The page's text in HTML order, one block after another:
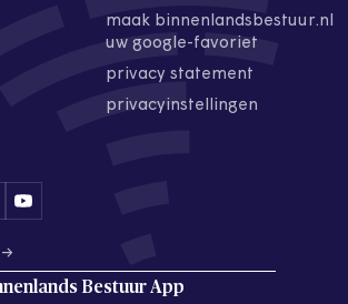
maak binnenlandsbestuur.nl
uw google-favoriet
privacy statement
privacyinstellingen
Bestuur App